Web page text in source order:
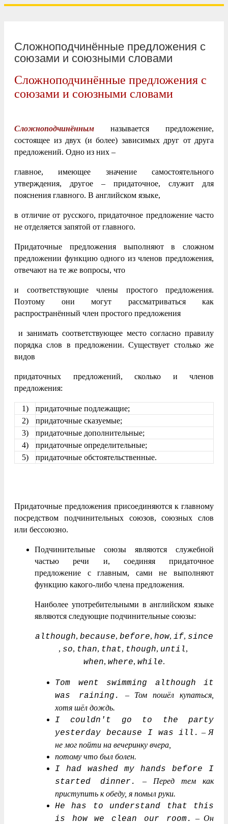
Сложноподчинённые предложения с
союзами и союзными словами
Сложноподчинённые предложения с
союзами и союзными словами
Сложноподчинённым называется предложение,
состоящее из двух (и более) зависимых друг от друга
предложений. Одно из них –
главное, имеющее значение самостоятельного
утверждения, другое – придаточное, служит для
пояснения главного. В английском языке,
в отличие от русского, придаточное предложение часто
не отделяется запятой от главного.
Придаточные предложения выполняют в сложном
предложении функцию одного из членов предложения,
отвечают на те же вопросы, что
и соответствующие члены простого предложения.
Поэтому они могут рассматриваться как
распространённый член простого предложения
и занимать соответствующее место согласно правилу
порядка слов в предложении. Существует столько же
видов
придаточных предложений, сколько и членов
предложения:
1)
придаточные подлежащие;
2)
придаточные сказуемые;
3)
придаточные дополнительные;
4)
придаточные определительные;
5)
придаточные обстоятельственные.
Придаточные предложения присоединяются к главному
посредством подчинительных союзов, союзных слов
или бессоюзно.
Подчинительные союзы являются служебной
частью речи и, соединяя придаточное
предложение с главным, сами не выполняют
функцию какого-либо члена предложения.
Наиболее употребительными в английском языке
являются следующие подчинительные союзы:
although, because, before, how, if, since
, so, than, that, though, until,
when, where, while.
Tom went swimming although it
was raining.
– Том пошёл купаться,
хотя шёл дождь.
I couldn't go to the party
yesterday because I was ill. – Я
не мог пойти на вечеринку вчера,
потому что был болен.
I had washed my hands before I
started dinner.
– Перед тем как
приступить к обеду, я помыл руки.
He has to understand that this
is how we clean our room.
–Он